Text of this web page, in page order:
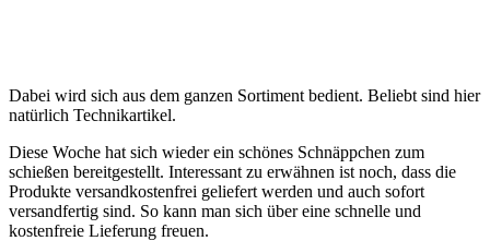
Dabei wird sich aus dem ganzen Sortiment bedient. Beliebt sind hier
natürlich Technikartikel.
Diese Woche hat sich wieder ein schönes Schnäppchen zum
schießen bereitgestellt. Interessant zu erwähnen ist noch, dass die
Produkte versandkostenfrei geliefert werden und auch sofort
versandfertig sind. So kann man sich über eine schnelle und
kostenfreie Lieferung freuen.